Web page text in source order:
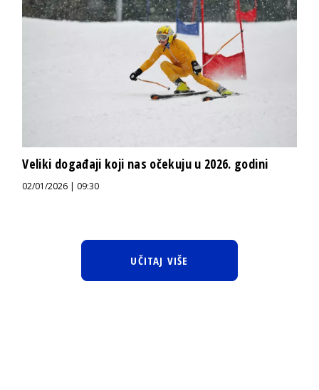
Veliki događaji koji nas očekuju u 2026. godini
02/01/2026 | 09:30
UČITAJ VIŠE